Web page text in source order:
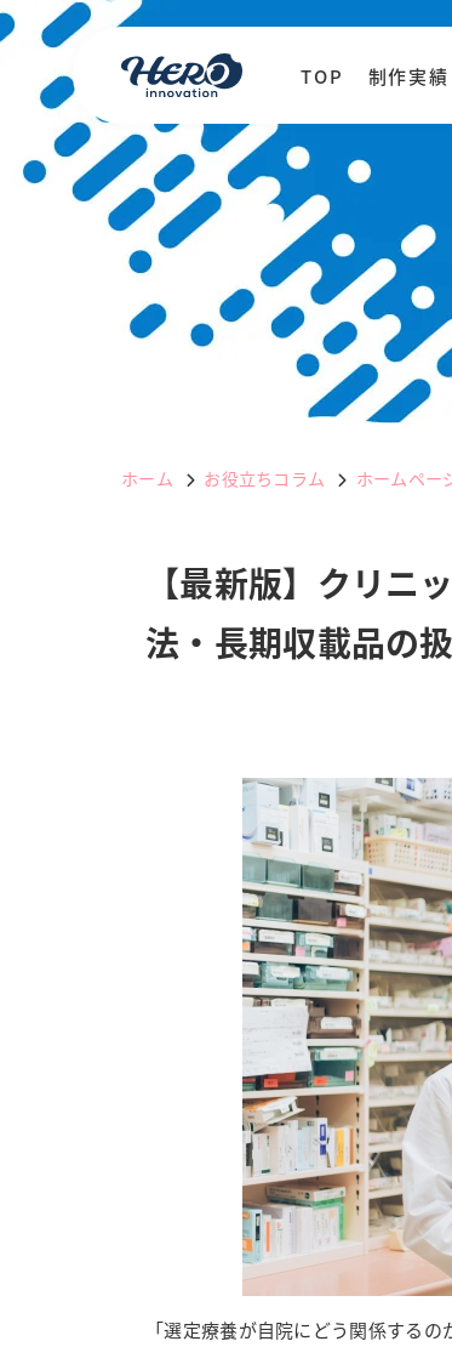
TOP 制作実績
ホーム お役立ちコラム ホームペー
【最新版】クリニ
法・長期収載品の
「選定療養が自院にどう関係する